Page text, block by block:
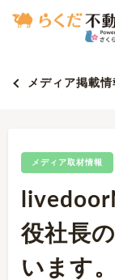
メディア掲載
メディア取材情報
役社長
います。